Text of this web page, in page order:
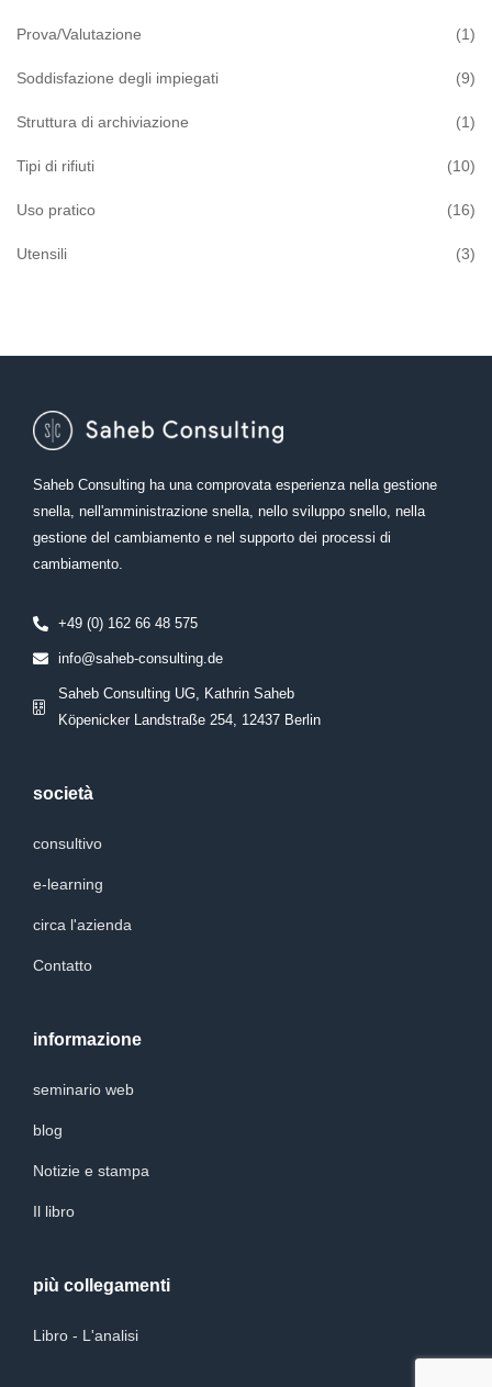
Prova/Valutazione (1)
Soddisfazione degli impiegati (9)
Struttura di archiviazione (1)
Tipi di rifiuti (10)
Uso pratico (16)
Utensili (3)
Saheb Consulting ha una comprovata esperienza nella gestione
snella, nell'amministrazione snella, nello sviluppo snello, nella
gestione del cambiamento e nel supporto dei processi di
cambiamento.
+49 (0) 162 66 48 575
info@saheb-consulting.de
Saheb Consulting UG, Kathrin Saheb
Köpenicker Landstraße 254, 12437 Berlin
società
consultivo
e-learning
circa l'azienda
Contatto
informazione
seminario web
blog
Notizie e stampa
Il libro
più collegamenti
Libro - L'analisi